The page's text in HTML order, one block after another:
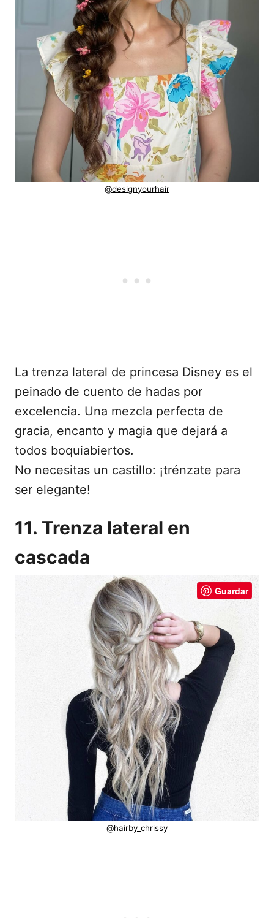
@designyourhair
La trenza lateral de princesa Disney es el
peinado de cuento de hadas por
excelencia. Una mezcla perfecta de
gracia, encanto y magia que dejará a
todos boquiabiertos.
No necesitas un castillo: ¡trénzate para
ser elegante!
11. Trenza lateral en
cascada
Guardar
@hairby_chrissy